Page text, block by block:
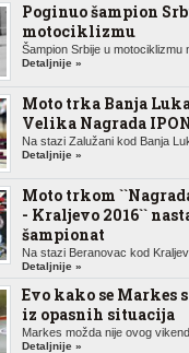
Poginuo šampion
motociklizmu
Šampion Srbije u motociklizmu
Detaljnije »
Moto trka Banja
Velika Nagrada
Na stazi Zalužani kod Banja
Detaljnije »
Moto trkom
- Kraljevo 2016``
šampionat
Na stazi Beranovac kod
Detaljnije »
Evo kako se Markes
iz opasnih situacija
Markes možda nije ovog
Detaljnije »